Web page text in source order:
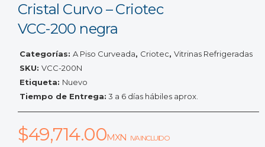
Cristal Curvo – Criotec
VCC-200 negra
Categorías: A Piso Curveada, Criotec, Vitrinas Refrigeradas
SKU: VCC-200N
Etiqueta: Nuevo
Tiempo de Entrega: 3 a 6 días hábiles aprox.
$49,714.00MXN IVA INCLUIDO